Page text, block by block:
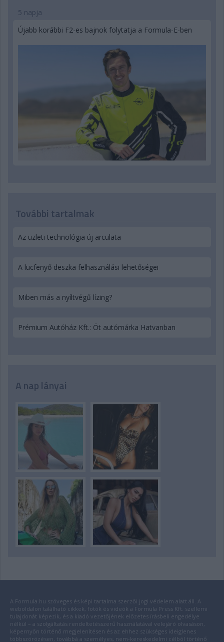
5 napja
Újabb korábbi F2-es bajnok folytatja a Formula-E-ben
További tartalmak
Az üzleti technológia új arculata
A lucfenyő deszka felhasználási lehetőségei
Miben más a nyíltvégű lízing?
Prémium Autóház Kft.: Öt autómárka Hatvanban
A nap lányai
A Formula.hu szöveges és képi tartalma szerzői jogi védelem alatt áll. A
weboldalon található cikkek, fotók és videók a Formula Press Kft. szellemi
tulajdonát képezik, és a kiadó vezetőjének előzetes írásbeli engedélye
nélkül – a szolgáltatás rendeltetésszerű használatával velejáró olvasáson,
képernyőn történő megjelenítésen és az ehhez szükséges ideiglenes
többszörözésen, továbbá a személyes, nem-kereskedelmi célból történő